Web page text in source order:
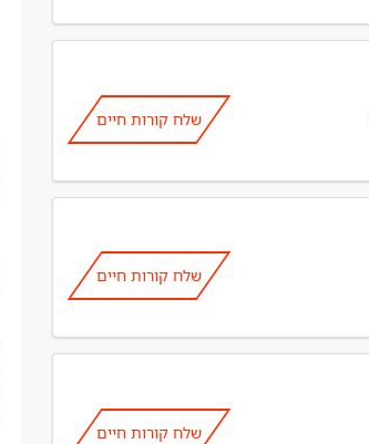
שלח קורות חיים
שלח קורות חיים
שלח קורות חיים